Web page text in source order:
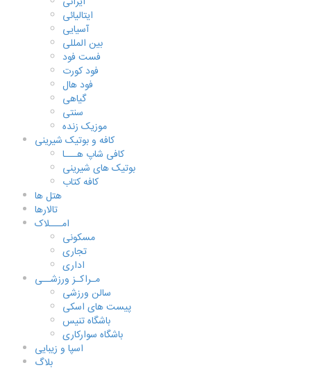
ایتالیائی
آسیایی
بین المللی
فست فود
فود کورت
فود هال
گیاهی
سنتی
موزیک زنده
کافه و بوتیک شیرینی
کافی شاپ هـــا
بوتیک های شیرینی
کافه کتاب
هتل ها
تالارها
امـــلاک
مسکونی
تجاری
اداری
مـراکـز ورزشــی
سالن ورزشی
پیست های اسکی
باشگاه تنیس
باشگاه سوارکاری
اسپا و زیبایی
بلاگ